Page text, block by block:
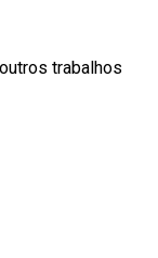
trabalhos